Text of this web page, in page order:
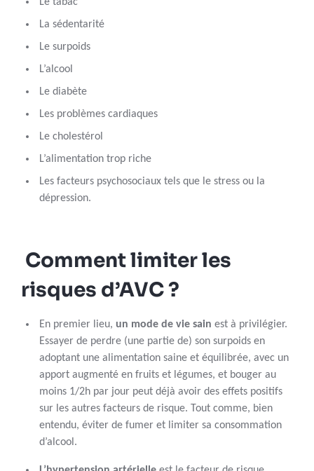
Le tabac
La sédentarité
Le surpoids
L’alcool
Le diabète
Les problèmes cardiaques
Le cholestérol
L’alimentation trop riche
Les facteurs psychosociaux tels que le stress ou la
dépression.
Comment limiter les
risques d’AVC ?
En premier lieu, un mode de vie sain est à privilégier.
Essayer de perdre (une partie de) son surpoids en
adoptant une alimentation saine et équilibrée, avec un
apport augmenté en fruits et légumes, et bouger au
moins 1/2h par jour peut déjà avoir des effets positifs
sur les autres facteurs de risque. Tout comme, bien
entendu, éviter de fumer et limiter sa consommation
d’alcool.